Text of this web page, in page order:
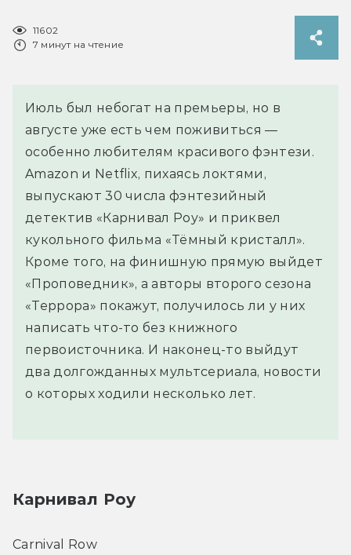
11602
7 минут на чтение
Июль был небогат на премьеры, но в
августе уже есть чем поживиться —
особенно любителям красивого фэнтези.
Amazon и Netflix, пихаясь локтями,
выпускают 30 числа фэнтезийный
детектив «Карнивал Роу» и приквел
кукольного фильма «Тёмный кристалл».
Кроме того, на финишную прямую выйдет
«Проповедник», а авторы второго сезона
«Террора» покажут, получилось ли у них
написать что-то без книжного
первоисточника. И наконец-то выйдут
два долгожданных мультсериала, новости
о которых ходили несколько лет.
Карнивал Роу
Carnival Row